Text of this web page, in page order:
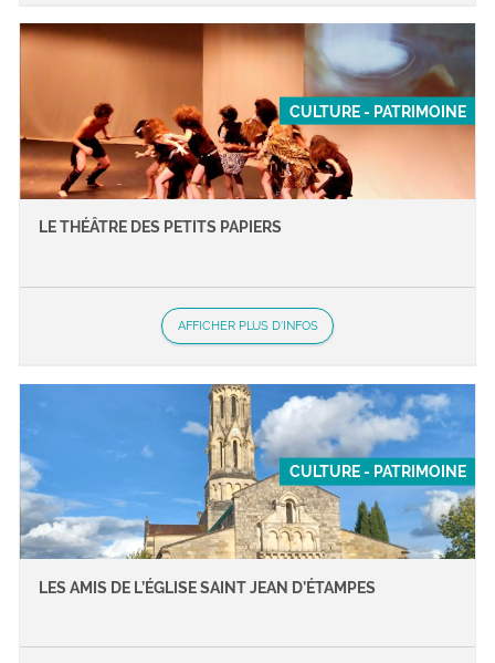
CULTURE - PATRIMOINE
LE THÉÂTRE DES PETITS PAPIERS
AFFICHER PLUS D'INFOS
CULTURE - PATRIMOINE
LES AMIS DE L’ÉGLISE SAINT JEAN D’ÉTAMPES